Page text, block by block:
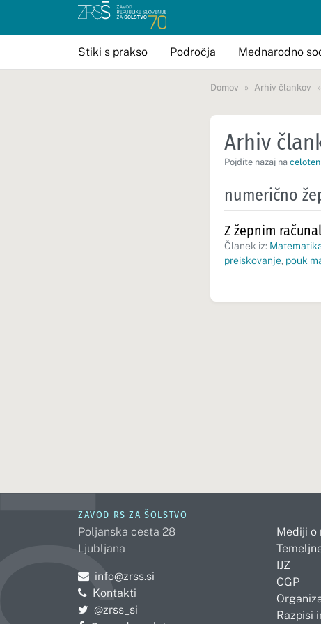
Stiki s prakso Področja Mednarodno
Domov Arhiv člankov
Arhiv
Pojdite nazaj na
numerično
Z žepnim
Članek iz:
preiskovanje, pouk
ZAVOD RS ZA ŠOLSTVO
Poljanska cesta 28
Ljubljana
Pošljite e-mail na
info@zrss.si
Kontakti
Pojdite na Twitter:
@zrss_si
Mediji o
IJZ
CGP
Razpisi